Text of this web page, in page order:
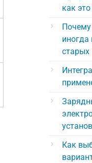
как
старых
Как